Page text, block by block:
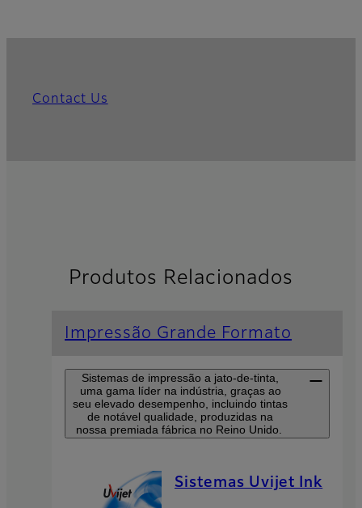
Contact Us
Produtos Relacionados
Impressão Grande Formato
Sistemas de impressão a jato-de-tinta,
uma gama líder na indústria, graças ao
seu elevado desempenho, incluindo tintas
de notável qualidade, produzidas na
nossa premiada fábrica no Reino Unido.
Sistemas Uvijet Ink